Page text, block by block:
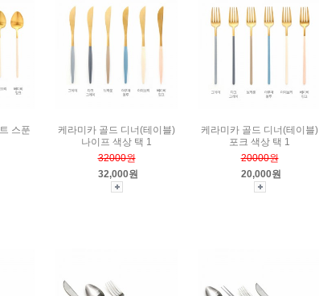
스푼
케라미카 골드 디너(테이블)
나이프 색상 택 1
32000원
32,000원
케라미카 골드 디너(테이블)
포크 색상 택 1
20000원
20,000원